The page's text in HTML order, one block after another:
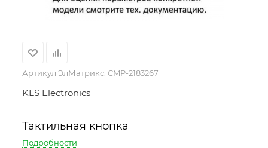
Артикул ЭлМатрикс: CMP-2183267
KLS Electronics
Тактильная кнопка
Подробности